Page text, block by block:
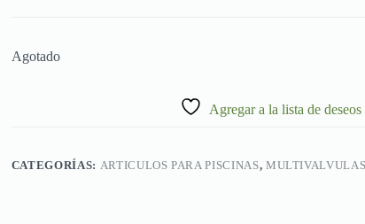
Agotado
Agregar a la lista de deseos
CATEGORÍAS: ARTICULOS PARA PISCINAS,